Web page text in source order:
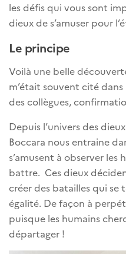
les défis qui vous sont
dieux de s’amuser pour
Le principe
Voilà une belle
m’était souvent cité
des collègues,
Depuis l’univers des
Boccara nous entraine
s’amusent à observer les
battre. Ces dieux
créer des batailles qui
égalité. De façon à
puisque les humains
départager !